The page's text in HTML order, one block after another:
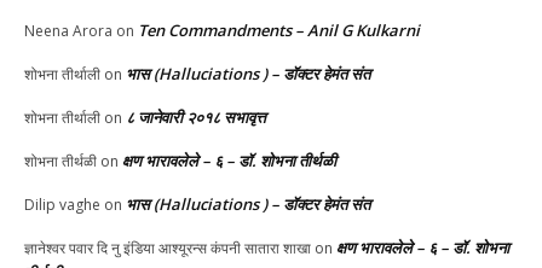
Neena Arora on Ten Commandments – Anil G Kulkarni
शोभना तीर्थाली on भास (Halluciations ) – डॉक्टर हेमंत संत
शोभना तीर्थाली on ८ जानेवारी २०१८ सभावृत्त
शोभना तीर्थळी on क्षण भारावलेले – ६ – डॉ. शोभना तीर्थळी
Dilip vaghe on भास (Halluciations ) – डॉक्टर हेमंत संत
ज्ञानेश्वर पवार दि नु इंडिया आश्यूरन्स कंपनी सातारा शाखा on क्षण भारावलेले – ६ – डॉ. शोभना